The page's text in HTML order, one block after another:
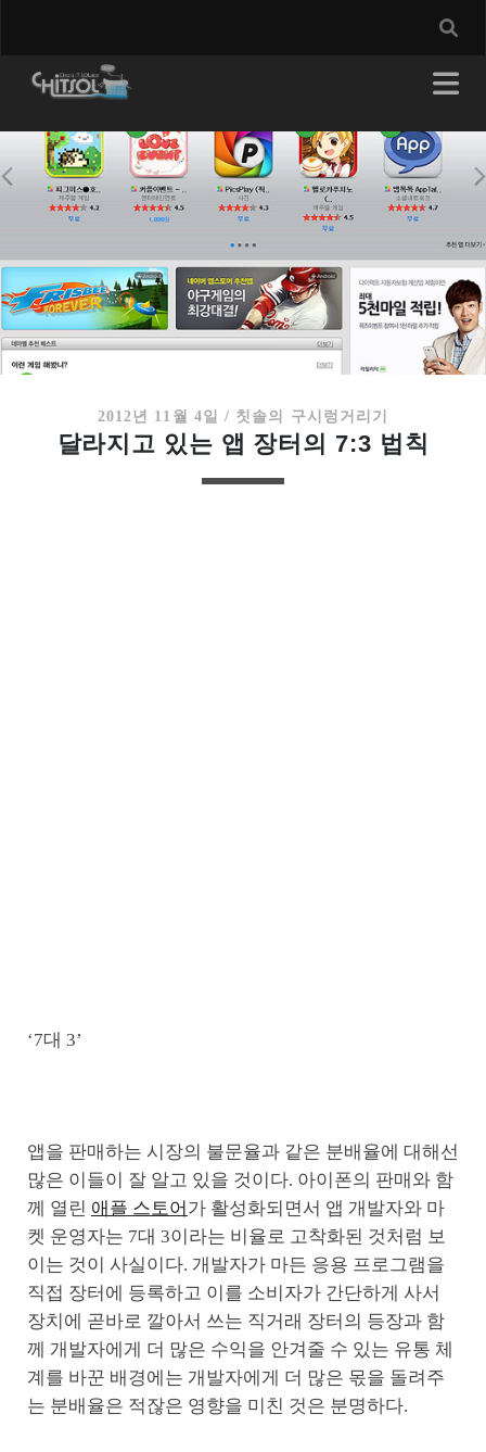
2012년 11월 4일 / 칫솔의 구시렁거리기
달라지고 있는 앱 장터의 7:3 법칙
‘7대 3’
앱을 판매하는 시장의 불문율과 같은 분배율에 대해선
많은 이들이 잘 알고 있을 것이다. 아이폰의 판매와 함
께 열린 애플 스토어 가 활성화되면서 앱 개발자와 마
켓 운영자는 7대 3이라는 비율로 고착화된 것처럼 보
이는 것이 사실이다. 개발자가 마든 응용 프로그램을
직접 장터에 등록하고 이를 소비자가 간단하게 사서
장치에 곧바로 깔아서 쓰는 직거래 장터의 등장과 함
께 개발자에게 더 많은 수익을 안겨줄 수 있는 유통 체
계를 바꾼 배경에는 개발자에게 더 많은 몫을 돌려주
는 분배율은 적잖은 영향을 미친 것은 분명하다.